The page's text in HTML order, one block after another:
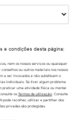
e condições desta página:
nem os nossos serviços ou quaisquer
ou outros materiais nos nossos
a ser invocados e não substituem o
individuais. Se tiver algum problema
praticar uma atividade física ou mental
os Termos de utilização . Consulte
pode recolher, utilizar e partilhar dos
privadas são protegidas.